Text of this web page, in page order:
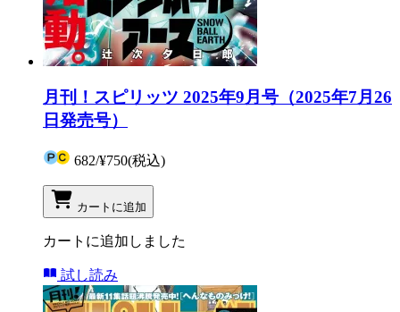
月刊！スピリッツ 2025年9月号（2025年7月26
日発売号）
682/¥750(税込)
カートに追加
カートに追加しました
試し読み